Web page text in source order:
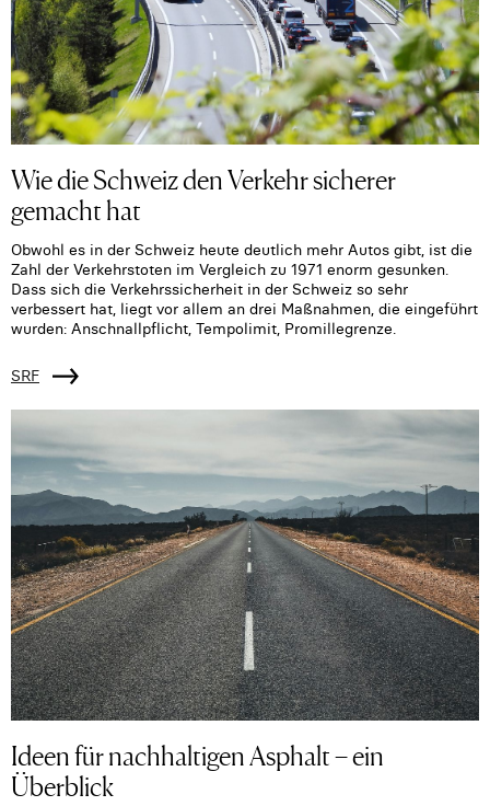
Wie die Schweiz den Verkehr sicherer
gemacht hat
Obwohl es in der Schweiz heute deutlich mehr Autos gibt, ist die
Zahl der Verkehrstoten im Vergleich zu 1971 enorm gesunken.
Dass sich die Verkehrssicherheit in der Schweiz so sehr
verbessert hat, liegt vor allem an drei Maßnahmen, die eingeführt
wurden: Anschnallpflicht, Tempolimit, Promillegrenze.
SRF
Ideen für nachhaltigen Asphalt – ein
Überblick